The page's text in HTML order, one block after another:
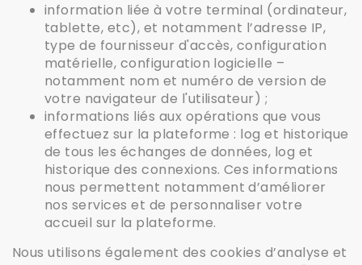
information liée à votre terminal (ordinateur,
tablette, etc), et notamment l’adresse IP,
type de fournisseur d'accès, configuration
matérielle, configuration logicielle –
notamment nom et numéro de version de
votre navigateur de l'utilisateur) ;
informations liés aux opérations que vous
effectuez sur la plateforme : log et historique
de tous les échanges de données, log et
historique des connexions. Ces informations
nous permettent notamment d’améliorer
nos services et de personnaliser votre
accueil sur la plateforme.
Nous utilisons également des cookies d’analyse et